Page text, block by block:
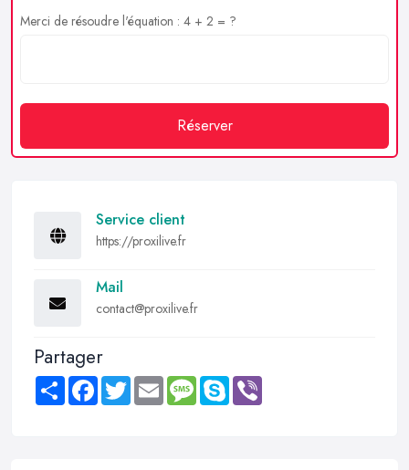
Merci de résoudre l'équation : 4 + 2 = ?
Réserver
Service client
https://proxilive.fr
Mail
contact@proxilive.fr
Partager
Share FacebookTwitter Email MessageSkype